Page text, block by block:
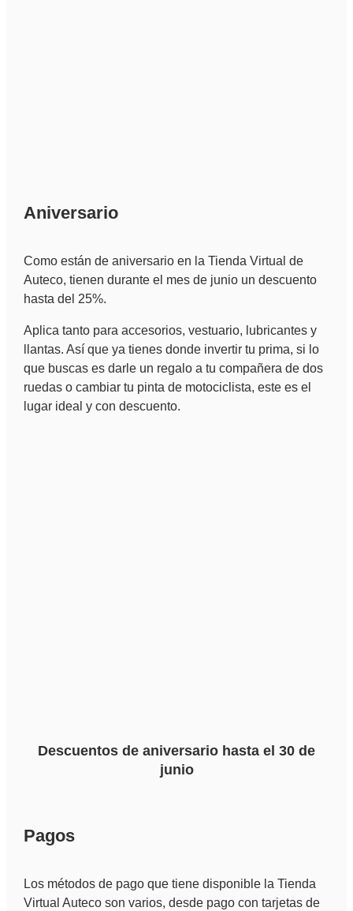
Aniversario
Como están de aniversario en la Tienda Virtual de
Auteco, tienen durante el mes de junio un descuento
hasta del 25%.
Aplica tanto para accesorios, vestuario, lubricantes y
llantas. Así que ya tienes donde invertir tu prima, si lo
que buscas es darle un regalo a tu compañera de dos
ruedas o cambiar tu pinta de motociclista, este es el
lugar ideal y con descuento.
Descuentos de aniversario hasta el 30 de
junio
Pagos
Los métodos de pago que tiene disponible la Tienda
Virtual Auteco son varios, desde pago con tarjetas de